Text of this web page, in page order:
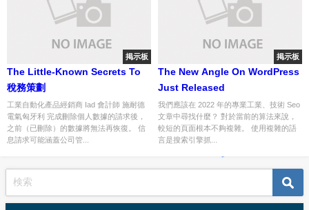
掲示板
The Little-Known Secrets To
稅務策劃
工業自動化產品經銷商 Iad 會計師 施耐德
電氣匈牙利 完成刪除個人數據的請求後，
之前（已刪除）的數據將無法再恢復。 信
息請求可能涵蓋公司管...
掲示板
The New Angle On WordPress
Just Released
我們應該在 2022 年的專業工業、技術 Seo
文章中尋找什麼？ 對於當前的算法來說，
較短的頁面根本不夠複雜。 使用複雜的語
言是搜索引擎抓...